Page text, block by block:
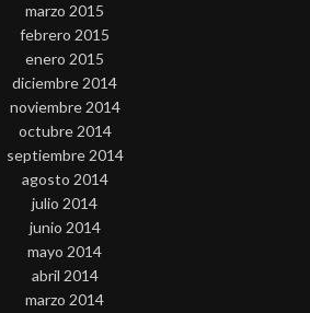
marzo 2015
febrero 2015
enero 2015
diciembre 2014
noviembre 2014
octubre 2014
septiembre 2014
agosto 2014
julio 2014
junio 2014
mayo 2014
abril 2014
marzo 2014